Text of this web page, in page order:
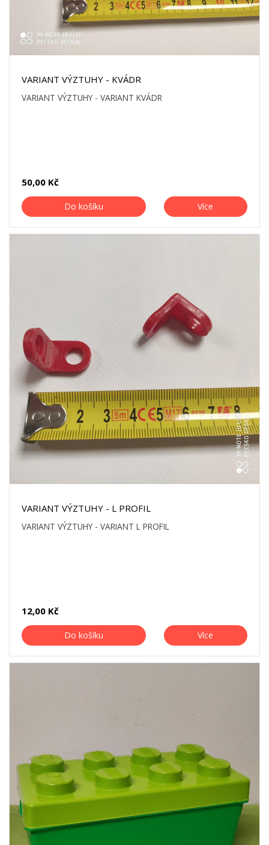
VARIANT VÝZTUHY - KVÁDR
VARIANT VÝZTUHY - VARIANT KVÁDR
50,00 Kč
Do košíku Více
VARIANT VÝZTUHY - L PROFIL
VARIANT VÝZTUHY - VARIANT L PROFIL
12,00 Kč
Do košíku Více